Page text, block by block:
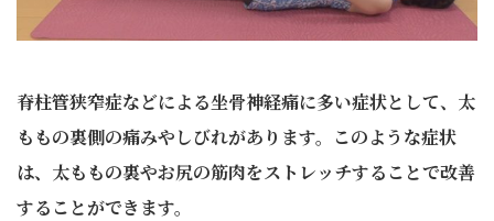
脊柱管狭窄症などによる坐骨神経痛に多い症状として、太
ももの裏側の痛みやしびれがあります。このような症状
は、太ももの裏やお尻の筋肉をストレッチすることで改善
することができます。